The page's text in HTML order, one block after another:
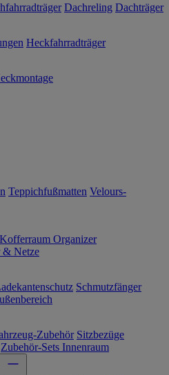
Dachreling Dachträger
Heckfahrradträger
Teppichfußmatten Velours-
Kofferraum Organizer
& Netze
Schmutzfänger
Zubehör Sitzbezüge
Zubehör-Sets Innenraum